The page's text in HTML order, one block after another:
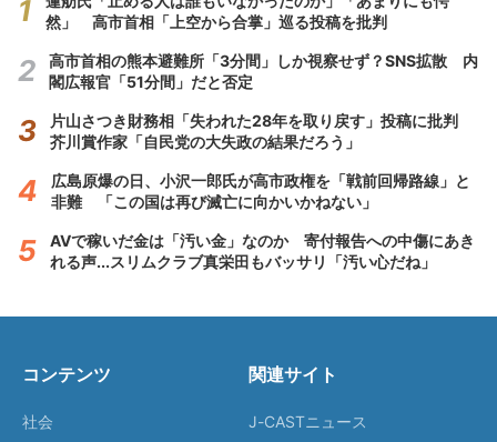
然」 高市首相「上空から合掌」巡る投稿を批判
高市首相の熊本避難所「3分間」しか視察せず？SNS拡散 内
閣広報官「51分間」だと否定
片山さつき財務相「失われた28年を取り戻す」投稿に批判
芥川賞作家「自民党の大失政の結果だろう」
広島原爆の日、小沢一郎氏が高市政権を「戦前回帰路線」と
非難 「この国は再び滅亡に向かいかねない」
AVで稼いだ金は「汚い金」なのか 寄付報告への中傷にあき
れる声...スリムクラブ真栄田もバッサリ「汚い心だね」
コンテンツ
社会
関連サイト
J-CASTニュース